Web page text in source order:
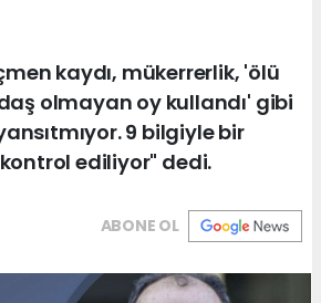
kaydı, mükerrerlik, 'ölü
olmayan oy kullandı' gibi
9 bilgiyle bir
ediliyor" dedi.
ABONE OL